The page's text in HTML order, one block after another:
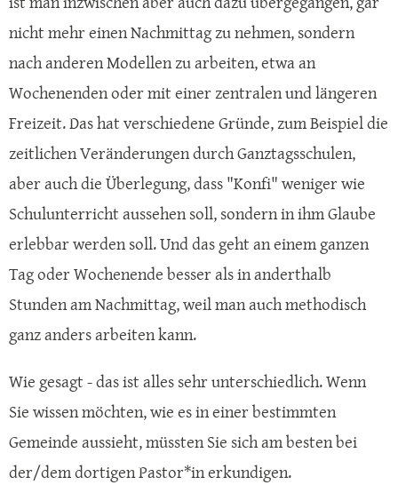
nicht mehr einen Nachmittag zu nehmen, sondern
nach anderen Modellen zu arbeiten, etwa an
Wochenenden oder mit einer zentralen und längeren
Freizeit. Das hat verschiedene Gründe, zum Beispiel die
zeitlichen Veränderungen durch Ganztagsschulen,
aber auch die Überlegung, dass "Konfi" weniger wie
Schulunterricht aussehen soll, sondern in ihm Glaube
erlebbar werden soll. Und das geht an einem ganzen
Tag oder Wochenende besser als in anderthalb
Stunden am Nachmittag, weil man auch methodisch
ganz anders arbeiten kann.
Wie gesagt - das ist alles sehr unterschiedlich. Wenn
Sie wissen möchten, wie es in einer bestimmten
Gemeinde aussieht, müssten Sie sich am besten bei
der/dem dortigen Pastor*in erkundigen.